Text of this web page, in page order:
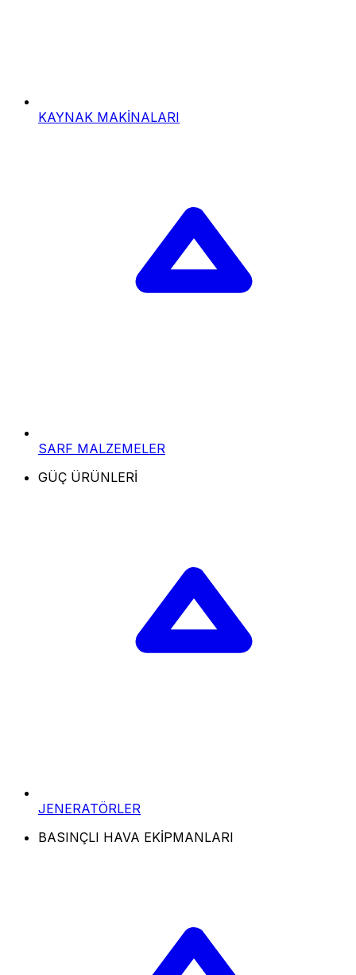
KAYNAK MAKİNALARI
SARF MALZEMELER
GÜÇ ÜRÜNLERİ
JENERATÖRLER
BASINÇLI HAVA EKİPMANLARI